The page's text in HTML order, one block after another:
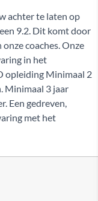
achter te laten op
9.2. Dit komt door
coaches. Onze
in het
opleiding Minimaal 2
Minimaal 3 jaar
Een gedreven,
met het